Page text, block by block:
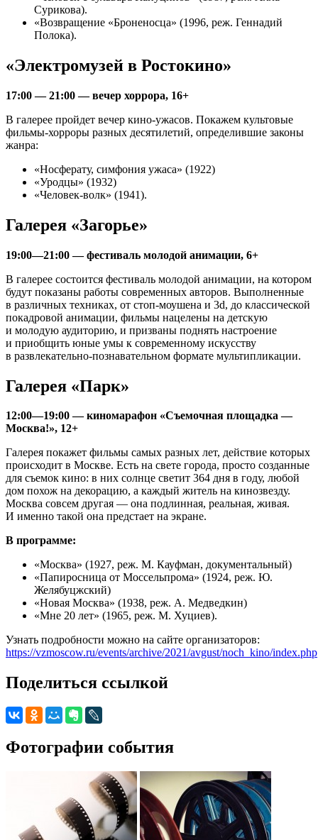
Сурикова).
«Возвращение «Броненосца» (1996, реж. Геннадий
Полока).
«Электромузей в Ростокино»
17:00 — 21:00 — вечер хоррора, 16+
В галерее пройдет вечер кино-ужасов. Покажем культовые
фильмы-хорроры разных десятилетий, определившие законы
жанра:
«Носферату, симфония ужаса» (1922)
«Уродцы» (1932)
«Человек-волк» (1941).
Галерея «Загорье»
19:00—21:00 — фестиваль молодой анимации, 6+
В галерее состоится фестиваль молодой анимации, на котором
будут показаны работы современных авторов. Выполненные
в различных техниках, от стоп-моушена и 3d, до классической
покадровой анимации, фильмы нацелены на детскую
и молодую аудиторию, и призваны поднять настроение
и приобщить юные умы к современному искусству
в развлекательно-познавательном формате мультипликации.
Галерея «Парк»
12:00—19:00 — киномарафон «Съемочная площадка —
Москва!», 12+
Галерея покажет фильмы самых разных лет, действие которых
происходит в Москве. Есть на свете города, просто созданные
для съемок кино: в них солнце светит 364 дня в году, любой
дом похож на декорацию, а каждый житель на кинозвезду.
Москва совсем другая — она подлинная, реальная, живая.
И именно такой она предстает на экране.
В программе:
«Москва» (1927, реж. М. Кауфман, документальный)
«Папиросница от Моссельпрома» (1924, реж. Ю.
Желябуцжский)
«Новая Москва» (1938, реж. А. Медведкин)
«Мне 20 лет» (1965, реж. М. Хуциев).
Узнать подробности можно на сайте организаторов:
https://vzmoscow.ru/events/archive/2021/avgust/noch_kino/index.php
Поделиться ссылкой
Фотографии события